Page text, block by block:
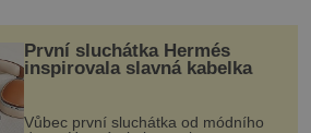
První sluchátka Hermés
inspirovala slavná kabelka
Vůbec první sluchátka od módního